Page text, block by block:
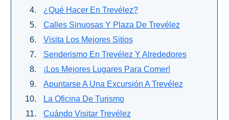
Lanchas
Bicicletas
Tours de
Senderismo
¿Qué Hacer En Trevélez?
Calles Sinuosas Y Plaza De Trevélez
Visita Los Mejores Sitios
Senderismo En Trevélez Y Alrededores
¡Los Mejores Lugares Para Comer!
Apuntarse A Una Excursión A Trevélez
La Oficina De Turismo
Cuándo Visitar Trevélez